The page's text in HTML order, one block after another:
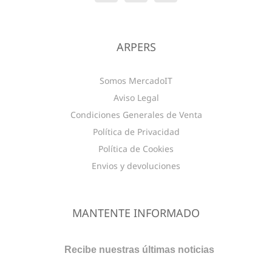
ARPERS
Somos MercadoIT
Aviso Legal
Condiciones Generales de Venta
Política de Privacidad
Política de Cookies
Envios y devoluciones
MANTENTE INFORMADO
Recibe nuestras últimas noticias